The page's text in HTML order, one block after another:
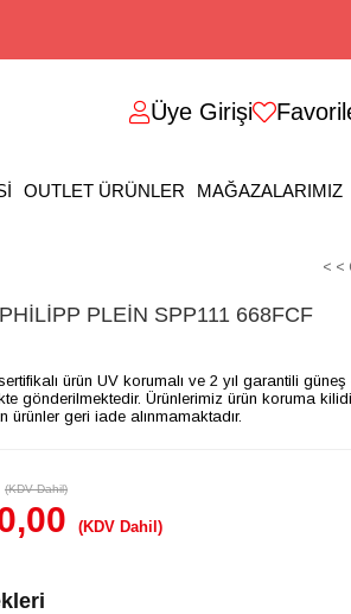
Üye Girişi
OUTLET ÜRÜNLER MAĞAZALARIMIZ
< <
PLEİN SPP111 668FCF
ürün UV korumalı ve 2 yıl garantili
gönderilmektedir. Ürünlerimiz ürün koruma
ürünler geri iade alınmamaktadır.
(KDV Dahil)
(KDV Dahil)